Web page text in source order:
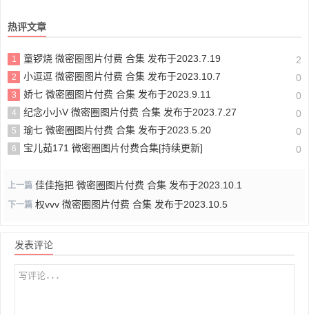
热评文章
1 童锣烧 微密圈图片付费 合集 发布于2023.7.19 2
2 小逗逗 微密圈图片付费 合集 发布于2023.10.7 0
3 娇七 微密圈图片付费 合集 发布于2023.9.11 0
4 纪念小小V 微密圈图片付费 合集 发布于2023.7.27 0
5 瑜七 微密圈图片付费 合集 发布于2023.5.20 0
6 宝儿茹171 微密圈图片付费合集[持续更新] 0
上一篇 佳佳拖把 微密圈图片付费 合集 发布于2023.10.1
下一篇 权vvv 微密圈图片付费 合集 发布于2023.10.5
发表评论